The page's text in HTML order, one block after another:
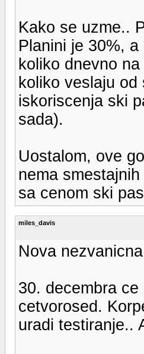
Kako se uzme..
Planini je 30%,
koliko dnevno
koliko veslaju
iskoriscenja ski
sada).
Uostalom, ove
nema
sa cenom ski
miles_davis
Nova
30. decembra
cetvorosed.
uradi testiranje..